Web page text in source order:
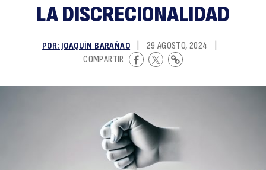
LA DISCRECIONALIDAD
POR: JOAQUÍN BARAÑAO 29 AGOSTO, 2024
COMPARTIR